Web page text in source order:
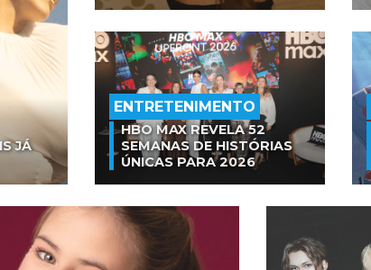
JÁ
ENTRETENIMENTO
HBO MAX REVELA 52
SEMANAS DE HISTÓRIAS
ÚNICAS PARA 2026